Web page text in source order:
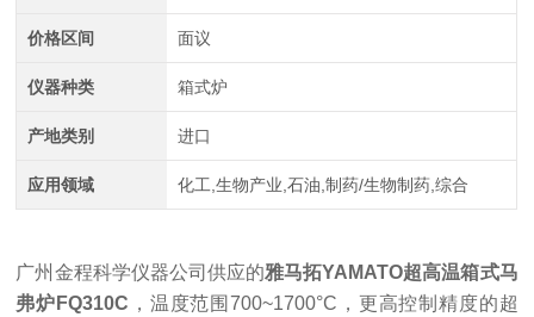
价格区间 面议
仪器种类 箱式炉
产地类别 进口
应用领域 化工,生物产业,石油,制药/生物制药,综合
广州金程科学仪器公司供应的雅马拓YAMATO超高温箱式马
弗炉 FQ310C ，温度范围700~1700°C， 更高控制精度的超